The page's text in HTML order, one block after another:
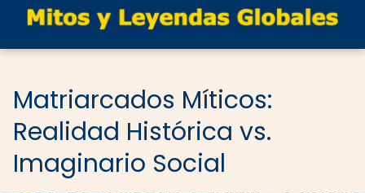
Matriarcados Míticos:
Realidad Histórica vs.
Imaginario Social